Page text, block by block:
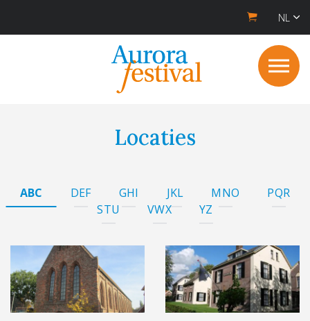
NL
Locaties
ABC DEF GHI JKL MNO
PQR
STU
VWX YZ